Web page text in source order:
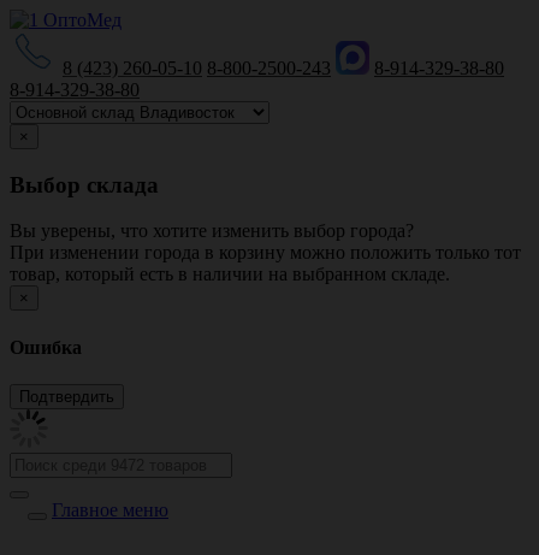
8 (423) 260-05-10 8-800-2500-243
8-914-329-38-80
8-914-329-38-80
×
Выбор склада
Вы уверены, что хотите изменить выбор города?
При изменении города в корзину можно положить только тот
товар, который есть в наличии на выбранном складе.
×
Ошибка
Главное меню